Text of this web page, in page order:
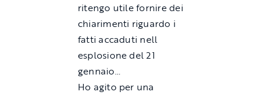
ritengo utile fornire dei
chiarimenti riguardo i
fatti accaduti nell
esplosione del 21
gennaio…
Ho agito per una